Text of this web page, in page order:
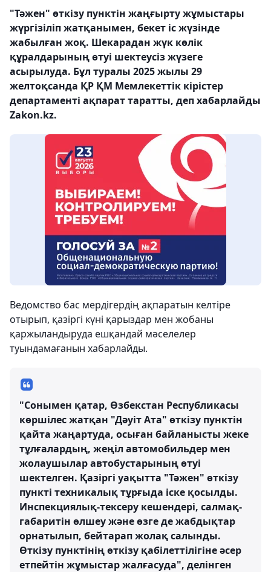
"Тәжен" өткізу пунктін жаңғырту жұмыстары
жүргізіліп жатқанымен, бекет іс жүзінде
жабылған жоқ. Шекарадан жүк көлік
құралдарының өтуі шектеусіз жүзеге
асырылуда. Бұл туралы 2025 жылы 29
желтоқсанда ҚР ҚМ Мемлекеттік кірістер
департаменті ақпарат таратты, деп хабарлайды
Zakon.kz.
Ведомство бас мердігердің ақпаратын келтіре
отырып, қазіргі күні қарыздар мен жобаны
қаржыландыруда ешқандай мәселелер
туындамағанын хабарлайды.
"Сонымен қатар, Өзбекстан Республикасы
көршілес жатқан "Дәуіт Ата" өткізу пунктін
қайта жаңартуда, осыған байланысты жеке
тұлғалардың, жеңіл автомобильдер мен
жолаушылар автобустарының өтуі
шектелген. Қазіргі уақытта "Тәжен" өткізу
пункті техникалық тұрғыда іске қосылды.
Инспекциялық-тексеру кешендері, салмақ-
габаритін өлшеу және өзге де жабдықтар
орнатылып, бейтарап жолақ салынды.
Өткізу пунктінің өткізу қабілеттілігіне әсер
етпейтін жұмыстар жалғасуда", делінген